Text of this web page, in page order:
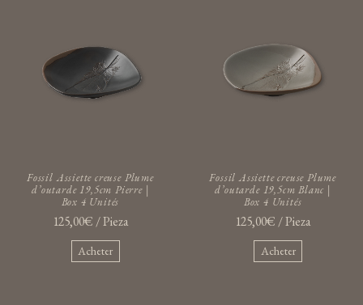
Fossil Assiette creuse Plume
d’outarde 19,5cm Pierre |
Box 4 Unités
125,00€ / Pieza
Acheter
Fossil Assiette creuse Plume
d’outarde 19,5cm Blanc |
Box 4 Unités
125,00€ / Pieza
Acheter